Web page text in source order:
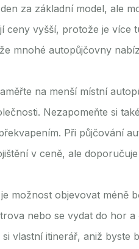
za základní model, ale
ceny vyšší, protože je více
mnohé autopůjčovny
na menší místní
Nezapomeňte si
Při půjčování
v ceně, ale
možnost objevovat méně
nebo se vydat do hor
vlastní itinerář, aniž byste